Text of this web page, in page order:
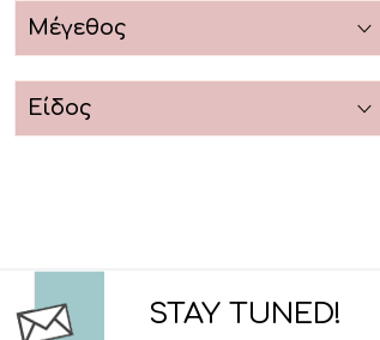
Μέγεθος
Είδος
STAY TUNED!